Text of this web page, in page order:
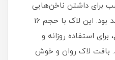
برای داشتن ناخن‌هایی
مرتب، شیک و درخشان خواهد بود. این لاک با حجم 16
استفاده روزانه و
بافت لاک روان و خوش‌